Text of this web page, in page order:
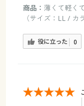
商品： 薄くて軽く
（サイズ：LL / カ
役に立った 0